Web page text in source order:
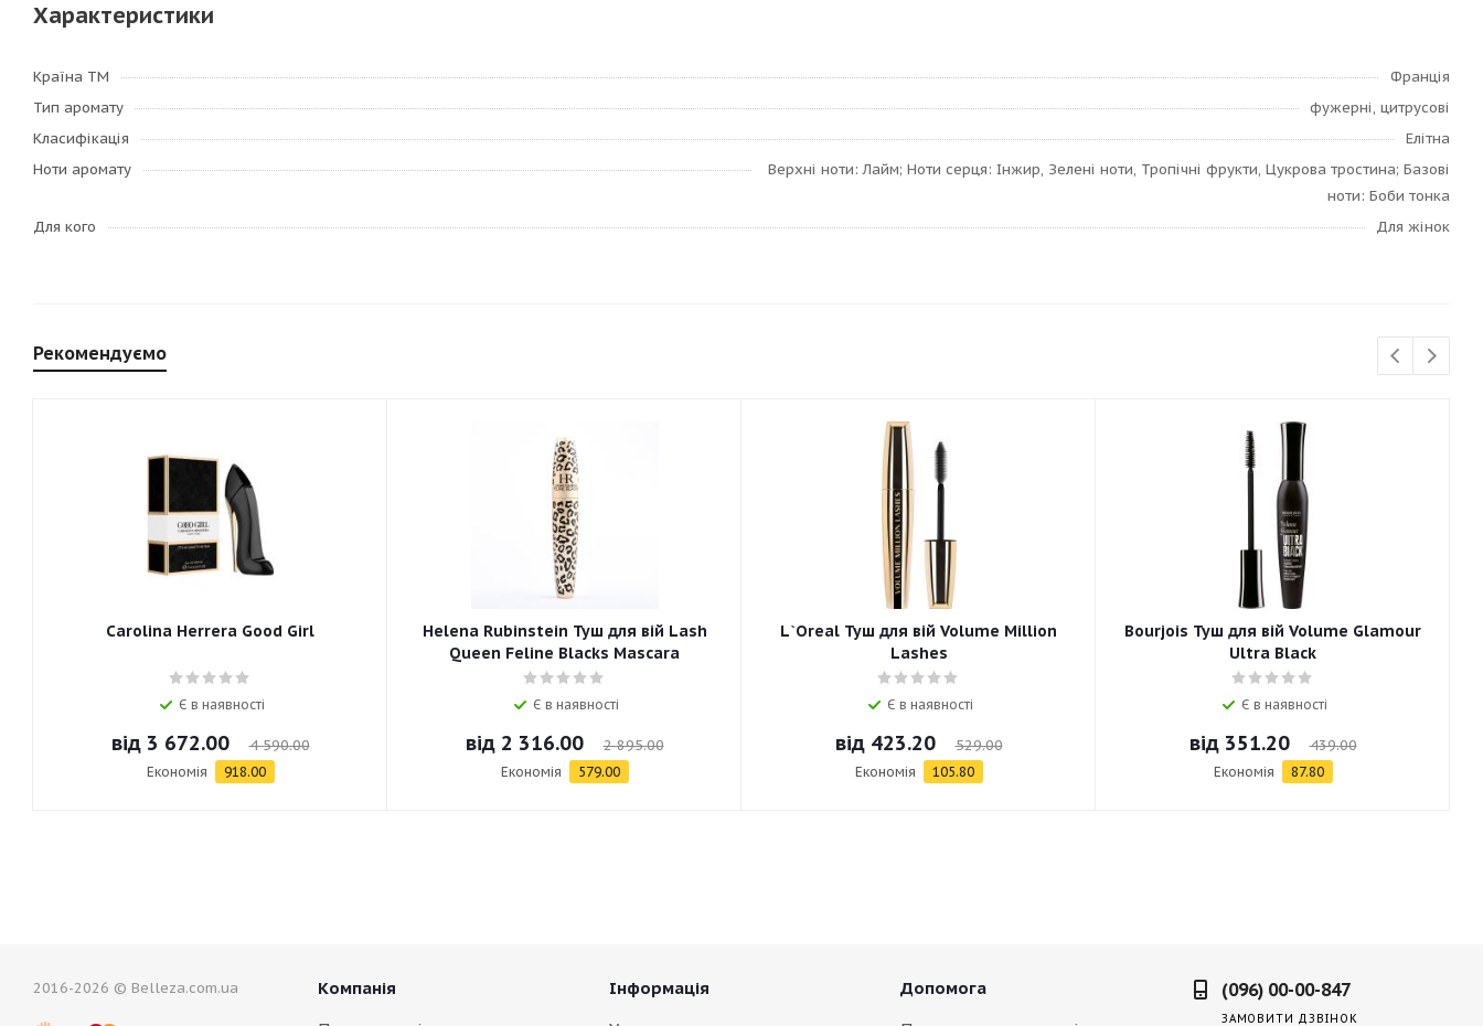
Характеристики
Країна ТМ
Франція
Тип аромату
фужерні, цитрусові
Класифікація
Елітна
Ноти аромату
Верхні ноти: Лайм; Ноти серця: Інжир, Зелені ноти, Тропічні фрукти, Цукрова тростина; Базові
ноти: Боби тонка
Для кого
Для жінок
Рекомендуємо
Carolina Herrera Good Girl
Є в наявності
від 3 672.00 4 590.00
Економія 918.00
Helena Rubinstein Туш для вій Lash
Queen Feline Blacks Mascara
Є в наявності
від 2 316.00 2 895.00
Економія 579.00
L`Oreal Туш для вій Volume Million
Lashes
Є в наявності
від 423.20 529.00
Економія 105.80
Bourjois Туш для вій Volume Glamour
Ultra Black
Є в наявності
від 351.20 439.00
Економія 87.80
2016-2026 © Belleza.com.ua
Компанія
Інформація
Допомога
(096) 00-00-847
ЗАМОВИТИ ДЗВІНОК